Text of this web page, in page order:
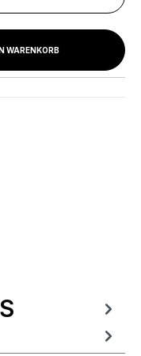
WARENKORB